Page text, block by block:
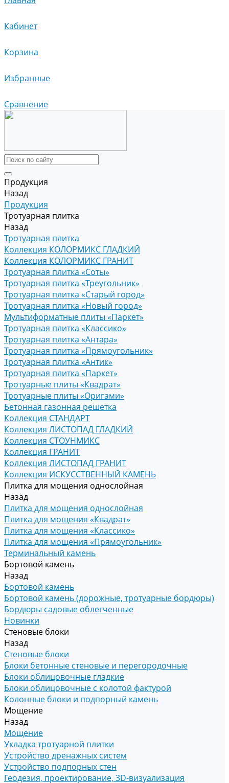
Кабинет
Корзина
Избранные
Сравнение
Продукция
Назад
Продукция
Тротуарная плитка
Назад
Тротуарная плитка
Коллекция КОЛОРМИКС ГЛАДКИЙ
Коллекция КОЛОРМИКС ГРАНИТ
Тротуарная плитка «Соты»
Тротуарная плитка «Треугольник»
Тротуарная плитка «Старый город»
Тротуарная плитка «Новый город»
Мультиформатные плиты «Паркет»
Тротуарная плитка «Классико»
Тротуарная плитка «Антара»
Тротуарная плитка «Прямоугольник»
Тротуарная плитка «Антик»
Тротуарная плитка «Паркет»
Тротуарные плиты «Квадрат»
Тротуарные плиты «Оригами»
Бетонная газонная решетка
Коллекция СТАНДАРТ
Коллекция ЛИСТОПАД ГЛАДКИЙ
Коллекция СТОУНМИКС
Коллекция ГРАНИТ
Коллекция ЛИСТОПАД ГРАНИТ
Коллекция ИСКУССТВЕННЫЙ КАМЕНЬ
Плитка для мощения однослойная
Назад
Плитка для мощения однослойная
Плитка для мощения «Квадрат»
Плитка для мощения «Классико»
Плитка для мощения «Прямоугольник»
Терминальный камень
Бортовой камень
Назад
Бортовой камень
Бортовой камень (дорожные, тротуарные бордюры)
Бордюры садовые облегченные
Новинки
Стеновые блоки
Назад
Стеновые блоки
Блоки бетонные стеновые и перегородочные
Блоки облицовочные гладкие
Блоки облицовочные с колотой фактурой
Колонные блоки и подпорный камень
Мощение
Назад
Мощение
Укладка тротуарной плитки
Устройство дренажных систем
Устройство подпорных стен
Геодезия, проектирование, 3D-визуализация